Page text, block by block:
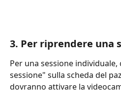
3. Per riprendere una
Per una sessione individuale,
sessione" sulla scheda del
dovranno attivare la